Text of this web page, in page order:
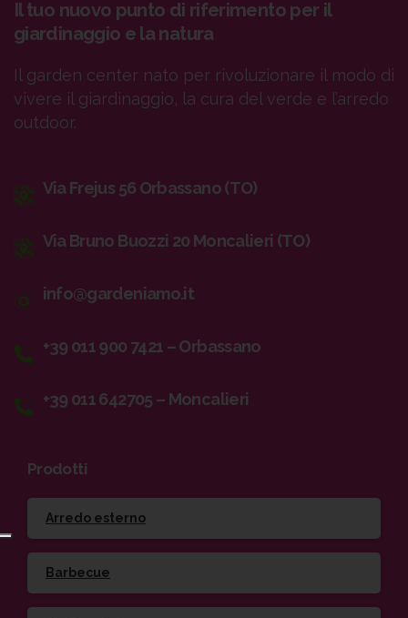
Il tuo nuovo punto di riferimento per il
giardinaggio e la natura
Il garden center nato per rivoluzionare il modo di
vivere il giardinaggio, la cura del verde e l’arredo
outdoor.
Via Frejus 56 Orbassano (TO)
Via Bruno Buozzi 20 Moncalieri (TO)
info@gardeniamo.it
+39 011 900 7421 – Orbassano
+39 011 642705 – Moncalieri
Prodotti
Arredo esterno
Barbecue